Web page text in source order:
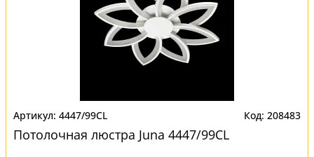
4447/99CL 208483
Потолочная люстра Juna 4447/99CL